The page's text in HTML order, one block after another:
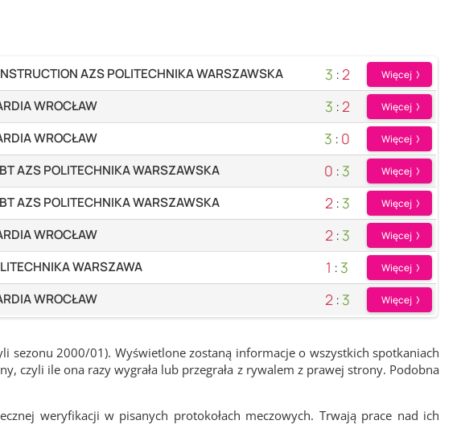
AZS POLITECHNIKA WARSZAWSKA 3 : 2 Więcej
WROCŁAW 3 : 2 Więcej
WROCŁAW 3 : 0 Więcej
AZS POLITECHNIKA WARSZAWSKA 0 : 3 Więcej
AZS POLITECHNIKA WARSZAWSKA 2 : 3 Więcej
WROCŁAW 2 : 3 Więcej
WARSZAWA 1 : 3 Więcej
WROCŁAW 2 : 3 Więcej
2000/01). Wyświetlone zostaną informacje o wszystkich spotkaniach
czyli ile ona razy wygrała lub przegrała z rywalem z prawej strony. Podobna
weryfikacji w pisanych protokołach meczowych. Trwają prace nad ich